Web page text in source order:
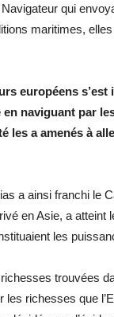
Navigateur qui
maritimes,
européens
naviguant par
les a amenés à
a ainsi franchi le
en Asie, a
les
trouvées
richesses que